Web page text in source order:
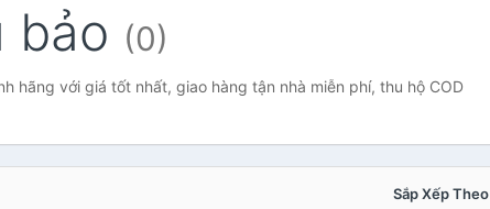
bảo (0)
hãng với giá tốt nhất, giao hàng tận nhà miễn phí, thu hộ COD
Sắp Xếp Theo